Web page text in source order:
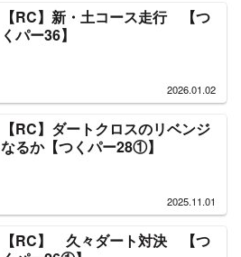
【RC】新・土コース走行 【つ
くパー36】
2026.01.02
【RC】ダートクロスのリベンジ
なるか【つくパー28①】
2025.11.01
【RC】 久々ダート対決 【つ